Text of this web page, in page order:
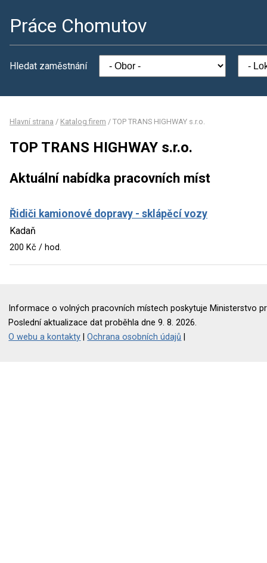
Práce Chomutov
Hledat zaměstnání
Hlavní strana / Katalog firem / TOP TRANS HIGHWAY s.r.o.
TOP TRANS HIGHWAY s.r.o.
Aktuální nabídka pracovních míst
Řidiči kamionové dopravy - sklápěcí vozy
Kadaň
200 Kč / hod.
Informace o volných pracovních místech poskytuje Ministerstvo
Poslední aktualizace dat proběhla dne 9. 8. 2026.
O webu a kontakty |Ochrana osobních údajů